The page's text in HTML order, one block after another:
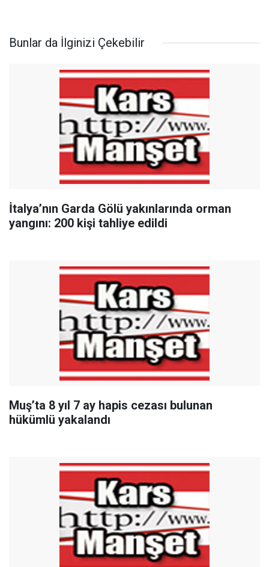
Bunlar da İlginizi Çekebilir
İtalya’nın Garda Gölü yakınlarında orman
yangını: 200 kişi tahliye edildi
Muş’ta 8 yıl 7 ay hapis cezası bulunan
hükümlü yakalandı